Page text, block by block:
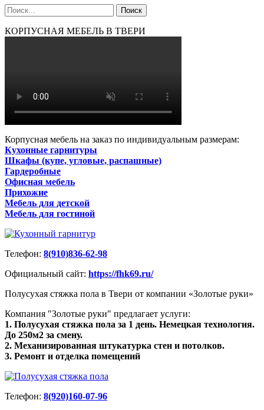
КОРПУСНАЯ МЕБЕЛЬ В ТВЕРИ
Корпусная мебель на заказ по индивидуальным размерам:
Кухонные гарнитуры
Шкафы (купе, угловые, распашные)
Гардеробные
Офисная мебель
Прихожие
Мебель для детской
Мебель для гостиной
Телефон: 8(910)836-62-98
Официальный сайт: https://fhk69.ru/
Полусухая стяжка пола в Твери от компании «Золотые руки»
Компания "Золотые руки" предлагает услуги:
1. Полусухая стяжка пола за 1 день. Немецкая технология.
До 250м2 за смену.
2. Механизированная штукатурка стен и потолков.
3. Ремонт и отделка помещений
Телефон: 8(920)160-07-96